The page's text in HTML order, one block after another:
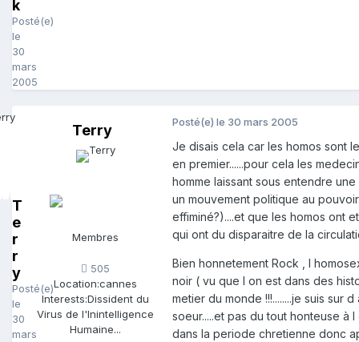
k
Posté(e)
le
30
mars
2005
T
e
r
r
y
Posté(e)
le
30
mars
Terry
Membres
505
Location:cannes
Interests:Dissident du
Virus de l'Inintelligence
Humaine...
Posté(e) le 30 mars 2005
Je disais cela car les homos sont
en premier......pour cela les
homme laissant sous entendre
un mouvement politique au
effiminé?)....et que les homos ont
qui ont du disparaitre de la
Bien honnetement Rock , l
noir ( vu que l on est dans des
metier du monde !!!........je suis
soeur.....et pas du tout honteuse à
dans la periode chretienne donc